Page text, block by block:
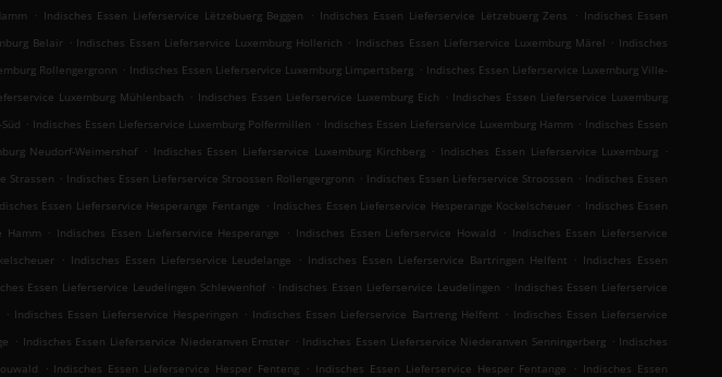
. Indisches Essen Lieferservice Lëtzebuerg Beggen . Indisches Essen Lieferservice Lëtzebuerg Zens . Indisches Essen
Belair . Indisches Essen Lieferservice Luxemburg Hollerich . Indisches Essen Lieferservice Luxemburg Märel . Indisches
Rollengergronn . Indisches Essen Lieferservice Luxemburg Limpertsberg . Indisches Essen Lieferservice Luxemburg Ville-
Luxemburg Mühlenbach . Indisches Essen Lieferservice Luxemburg Eich . Indisches Essen Lieferservice Luxemburg
. Indisches Essen Lieferservice Luxemburg Polfermillen . Indisches Essen Lieferservice Luxemburg Hamm . Indisches Essen
Neudorf-Weimershof . Indisches Essen Lieferservice Luxemburg Kirchberg . Indisches Essen Lieferservice Luxemburg .
Strassen . Indisches Essen Lieferservice Stroossen Rollengergronn . Indisches Essen Lieferservice Stroossen . Indisches Essen
Essen Lieferservice Hesperange Fentange . Indisches Essen Lieferservice Hesperange Kockelscheuer . Indisches Essen
Hamm . Indisches Essen Lieferservice Hesperange . Indisches Essen Lieferservice Howald . Indisches Essen Lieferservice
. Indisches Essen Lieferservice Leudelange . Indisches Essen Lieferservice Bartringen Helfent . Indisches Essen
Essen Lieferservice Leudelingen Schlewenhof . Indisches Essen Lieferservice Leudelingen . Indisches Essen Lieferservice
. Indisches Essen Lieferservice Hesperingen . Indisches Essen Lieferservice Bartreng Helfent . Indisches Essen Lieferservice
. Indisches Essen Lieferservice Niederanven Ernster . Indisches Essen Lieferservice Niederanven Senningerberg . Indisches
. Indisches Essen Lieferservice Hesper Fenteng . Indisches Essen Lieferservice Hesper Fentange . Indisches Essen